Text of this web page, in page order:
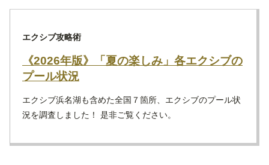
エクシブ攻略術
《2026年版》「夏の楽しみ」各エクシブの
プール状況
エクシブ浜名湖も含めた全国７箇所、エクシブのプール状
況を調査しました！ 是非ご覧ください。